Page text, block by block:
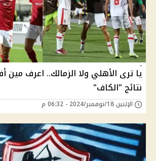
يا ترى الأهلي ولا الزمالك.. اعرف
نتائج "الكاف"
الإثنين 18/نوفمبر/2024 - 06:32 م